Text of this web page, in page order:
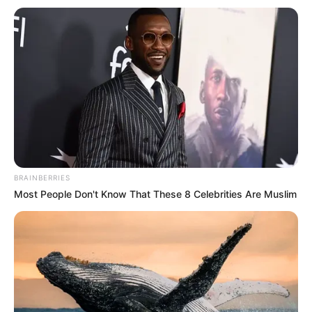
ist, eine der ungewöhnlichsten Kirchenbauten des
Mittelalters.
Viele hübsche Fachwerkhäuser sowie ein
Renaissance- und Barockschloss
bestimmen das Bild der romantischen
Kleinstadt, die bereits 790 zum ersten Mal erwähnt und
nie durch Kriege zerstört wurde.
Büdingen
Gewaltige Stadtmauern, jahrhundertealte
Fachwerkhäuser und ein uraltesSchloss
locken Touristen und Ausflugsgäste in die
am besten erhaltenen mittelalterlichen Stadt in Hessen.
Büdingen wurde wegen des ursprünglichen Stadtbildes
sogar schon vor dem Zweiten Weltkrieg als
BRAINBERRIES
Most People Don't Know That These 8 Celebrities Are Muslim